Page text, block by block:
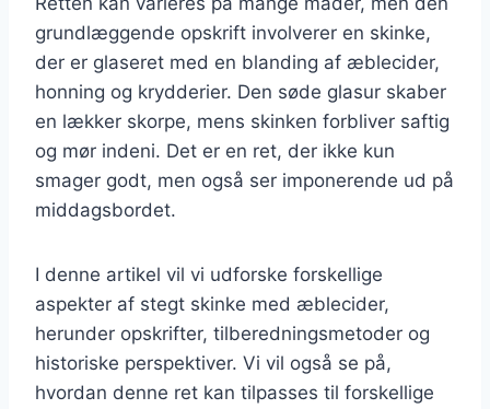
grundlæggende opskrift involverer en skinke,
der er glaseret med en blanding af æblecider,
honning og krydderier. Den søde glasur skaber
en lækker skorpe, mens skinken forbliver saftig
og mør indeni. Det er en ret, der ikke kun
smager godt, men også ser imponerende ud på
middagsbordet.
I denne artikel vil vi udforske forskellige
aspekter af stegt skinke med æblecider,
herunder opskrifter, tilberedningsmetoder og
historiske perspektiver. Vi vil også se på,
hvordan denne ret kan tilpasses til forskellige